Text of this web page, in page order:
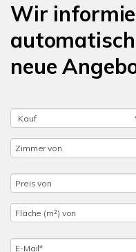
Wir
neue